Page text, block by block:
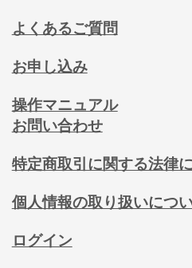
よくあるご質問
お申し込み
操作マニュアル
お問い合わせ
特定商取引に関する法律
個人情報の取り扱いにつ
ログイン